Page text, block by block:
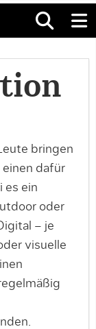
bringen
dafür
es ein
oder
– je
visuelle